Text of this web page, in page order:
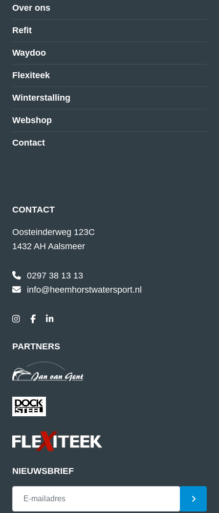
Over ons
Refit
Waydoo
Flexiteek
Winterstalling
Webshop
Contact
CONTACT
Oosteinderweg 123C
1432 AH Aalsmeer
0297 38 13 13
info@heemhorstwatersport.nl
PARTNERS
NIEUWSBRIEF